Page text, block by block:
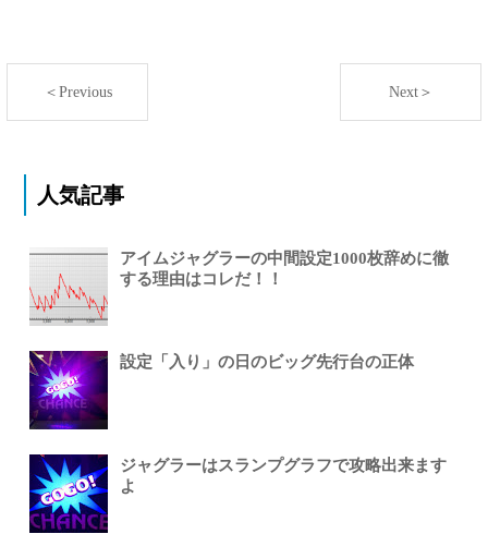
＜Previous Next＞
人気記事
アイムジャグラーの中間設定1000枚辞めに徹
する理由はコレだ！！
設定「入り」の日のビッグ先行台の正体
ジャグラーはスランプグラフで攻略出来ます
よ